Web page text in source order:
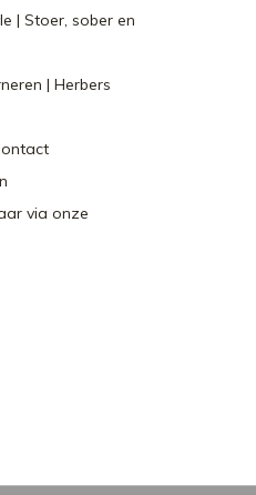
| Stoer, sober en
| Herbers
via onze